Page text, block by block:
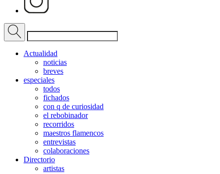
Actualidad
noticias
breves
especiales
todos
fichados
con q de curiosidad
el rebobinador
recorridos
maestros flamencos
entrevistas
colaboraciones
Directorio
artistas